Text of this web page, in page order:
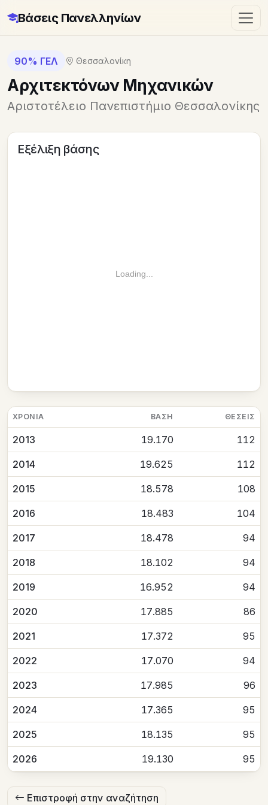
Βάσεις Πανελληνίων
90% ΓΕΛ Θεσσαλονίκη
Αρχιτεκτόνων Μηχανικών
Αριστοτέλειο Πανεπιστήμιο Θεσσαλονίκης
Εξέλιξη βάσης
Loading...
ΧΡΟΝΙΆ ΒΆΣΗ ΘΈΣΕΙΣ
2013 19.170 112
2014 19.625 112
2015 18.578 108
2016 18.483 104
2017 18.478 94
2018 18.102 94
2019 16.952 94
2020 17.885 86
2021 17.372 95
2022 17.070 94
2023 17.985 96
2024 17.365 95
2025 18.135 95
2026 19.130 95
Επιστροφή στην αναζήτηση